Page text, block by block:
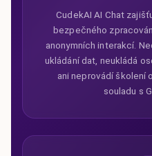
CudekAI AI Chat
bezpečného
anonymních interakcí.
ukládání dat, neukládá
ani neprovádí školení
souladu s